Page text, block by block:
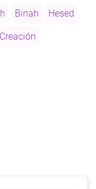
Binah Hesed
Creación